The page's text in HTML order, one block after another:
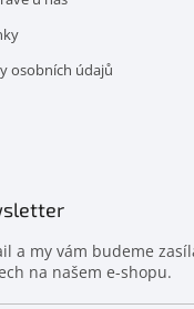
osobních údajů
a my vám budeme
na našem e-shopu.